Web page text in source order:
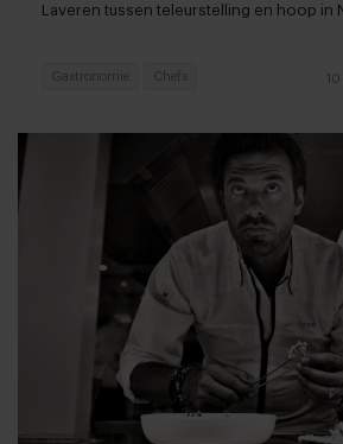
Laveren tussen teleurstelling en hoop in
Gastronomie Chefs